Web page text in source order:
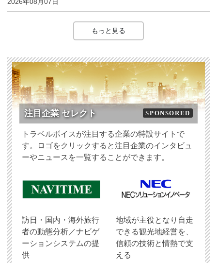
もっと見る
注目企業 セレクト SPONSORED
トラベルボイスが注目する企業の特設サイトで
す。ロゴをクリックすると注目企業のインタビュ
ーやニュースを一覧することができます。
訪日・国内・海外旅行
者の動態分析／ナビゲ
ーションシステムの提
供
地域が主役となり自走
できる観光地経営を、
信頼の技術と情熱で支
える